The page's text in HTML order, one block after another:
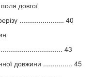
довгої
....................... 40
43
довжини ............... 45